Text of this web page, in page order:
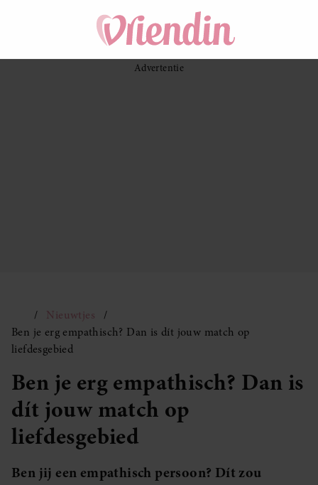
Nieuwtjes
Ben je erg empathisch? Dan is dít jouw match op
liefdesgebied
Ben je erg empathisch? Dan is
dít jouw match op
liefdesgebied
Ben jij een empathisch persoon? Dít zou